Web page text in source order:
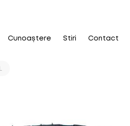
Cunoaștere Stiri Contact